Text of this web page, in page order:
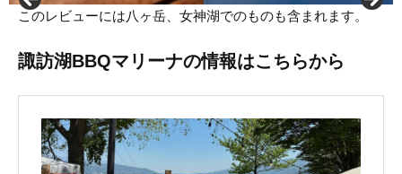
このレビューには八ヶ岳、女神湖でのものも含まれます。
諏訪湖BBQマリーナの情報はこちらから